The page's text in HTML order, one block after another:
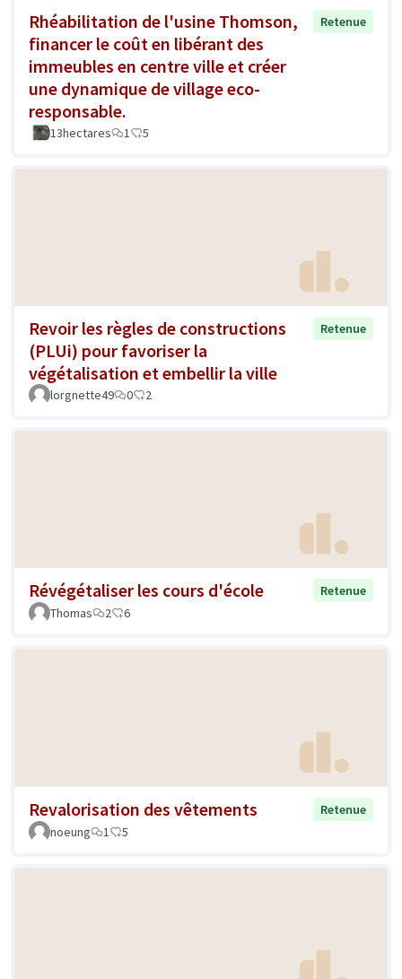
Rhéabilitation de l'usine Thomson,
financer le coût en libérant des
immeubles en centre ville et créer
une dynamique de village eco-
responsable.
Retenue
13hectares 1 5
Revoir les règles de constructions
(PLUi) pour favoriser la
végétalisation et embellir la ville
Retenue
lorgnette49 0 2
Révégétaliser les cours d'école
Retenue
Thomas
2 6
Revalorisation des vêtements
Retenue
noeung
1 5